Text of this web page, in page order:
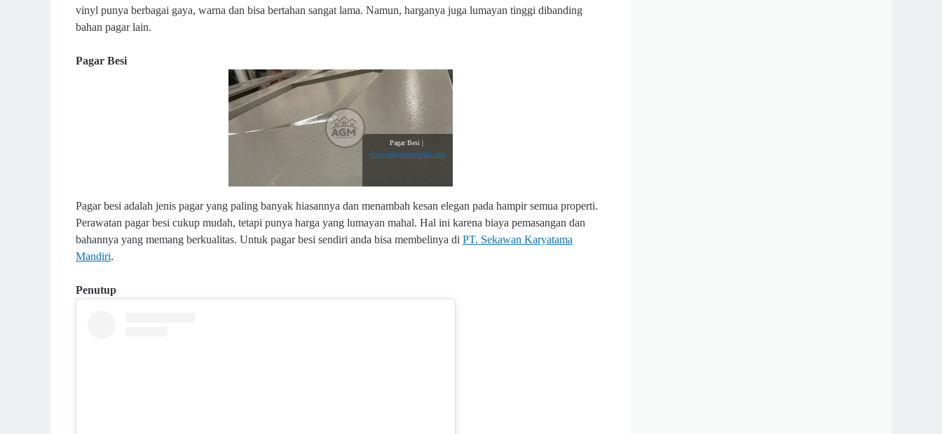
vinyl punya berbagai gaya, warna dan bisa bertahan sangat lama. Namun, harganya juga lumayan tinggi dibanding
bahan pagar lain.
Pagar Besi
Pagar Besi |
www.adligrantmandiri.com
Pagar besi adalah jenis pagar yang paling banyak hiasannya dan menambah kesan elegan pada hampir semua properti.
Perawatan pagar besi cukup mudah, tetapi punya harga yang lumayan mahal. Hal ini karena biaya pemasangan dan
bahannya yang memang berkualitas. Untuk pagar besi sendiri anda bisa membelinya di PT. Sekawan Karyatama
Mandiri.
Penutup